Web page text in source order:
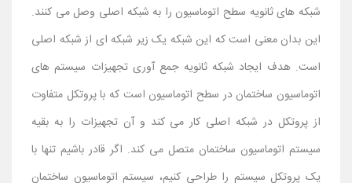
شبکه های ثانویه سطح اتوماسیون را به شبکه اصلی وصل می کنند.
این بدان معنی است که این شبکه یک زیر شبکه ای از شبکه اصلی
است. هدف ایجاد شبکه ثانویه جمع آوری تجهیزات سیستم های
اتوماسیون ساختمان در سطح اتوماسیون است که با پروتکل متفاوت
از پروتکل در شبکه اصلی کار می کند و آن تجهیزات را به بقیه
سیستم اتوماسیون ساختمان متصل می کند. اگر قادر باشیم تنها با
یک پروتکل سیستم را طراحی کنیم، سیستم اتوماسیون ساختمان